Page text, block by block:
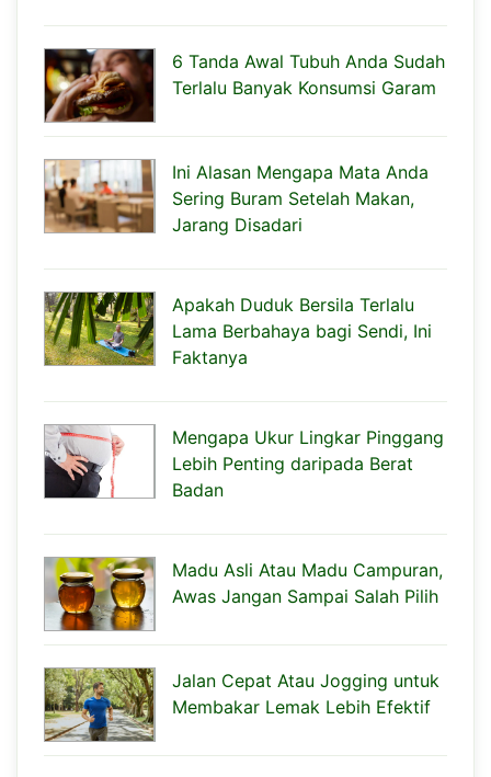
6 Tanda Awal Tubuh Anda Sudah
Terlalu Banyak Konsumsi Garam
Ini Alasan Mengapa Mata Anda
Sering Buram Setelah Makan,
Jarang Disadari
Apakah Duduk Bersila Terlalu
Lama Berbahaya bagi Sendi, Ini
Faktanya
Mengapa Ukur Lingkar Pinggang
Lebih Penting daripada Berat
Badan
Madu Asli Atau Madu Campuran,
Awas Jangan Sampai Salah Pilih
Jalan Cepat Atau Jogging untuk
Membakar Lemak Lebih Efektif